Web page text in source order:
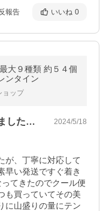
報告 いいね 0
大９種類 約５４個
ンタイン
ョップ
色々クーポンのこと等で質問しましたが、… 2024/5/18
が、丁寧に対応して
早い発送ですぐ着き
てきたのでクール便
も買っていてその美
に山盛りの量にテン